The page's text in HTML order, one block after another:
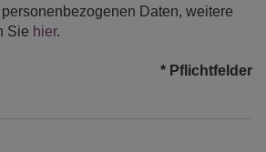
Daten, weitere
Sie hier.
* Pflichtfelder